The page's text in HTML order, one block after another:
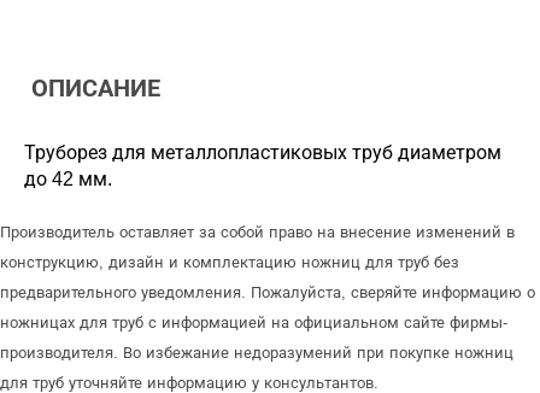
ОПИСАНИЕ
Труборез для металлопластиковых труб диаметром
до 42 мм.
Производитель оставляет за собой право на внесение изменений в
конструкцию, дизайн и комплектацию ножниц для труб без
предварительного уведомления. Пожалуйста, сверяйте информацию о
ножницах для труб с информацией на официальном сайте фирмы-
производителя. Во избежание недоразумений при покупке ножниц
для труб уточняйте информацию у консультантов.